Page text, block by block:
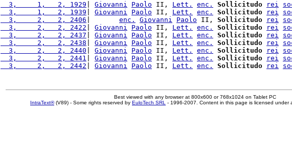
  3,     1,   2, 1929
Giovanni Paolo II, Lett. enc. Sollicitudo rei
  3,     1,   2, 1939
Giovanni Paolo II, Lett. enc. Sollicitudo rei
  3,     2,   2, 2406
enc. Giovanni Paolo II, Sollicitudo rei
  3,     2,   2, 2422
Giovanni Paolo II, Lett. enc. Sollicitudo rei
  3,     2,   2, 2437
Giovanni Paolo II, Lett. enc. Sollicitudo rei
  3,     2,   2, 2438
Giovanni Paolo II, Lett. enc. Sollicitudo rei
  3,     2,   2, 2440
Giovanni Paolo II, Lett. enc. Sollicitudo rei
  3,     2,   2, 2441
Giovanni Paolo II, Lett. enc. Sollicitudo rei
  3,     2,   2, 2442
Giovanni Paolo II, Lett. enc. Sollicitudo rei
Best viewed with any browser at 800x600 or 768x1024 on Tablet PC
IntraText®(V89) - Some rights reserved by EuloTech SRL - 1996-2007. Content in this page is licensed under